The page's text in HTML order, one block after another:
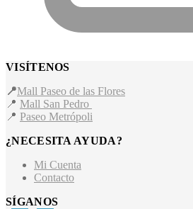
VISÍTENOS
📍Mall Paseo de las Flores
📍 Mall San Pedro
📍 Paseo Metrópoli
¿NECESITA AYUDA?
Mi Cuenta
Contacto
SÍGANOS